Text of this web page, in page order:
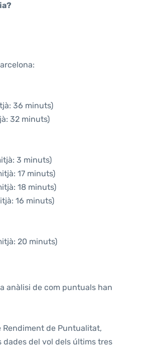
36 minuts)
32 minuts)
3 minuts)
17 minuts)
18 minuts)
16 minuts)
20 minuts)
anàlisi de com puntuals han
Rendiment de Puntualitat,
dades del vol dels últims tres